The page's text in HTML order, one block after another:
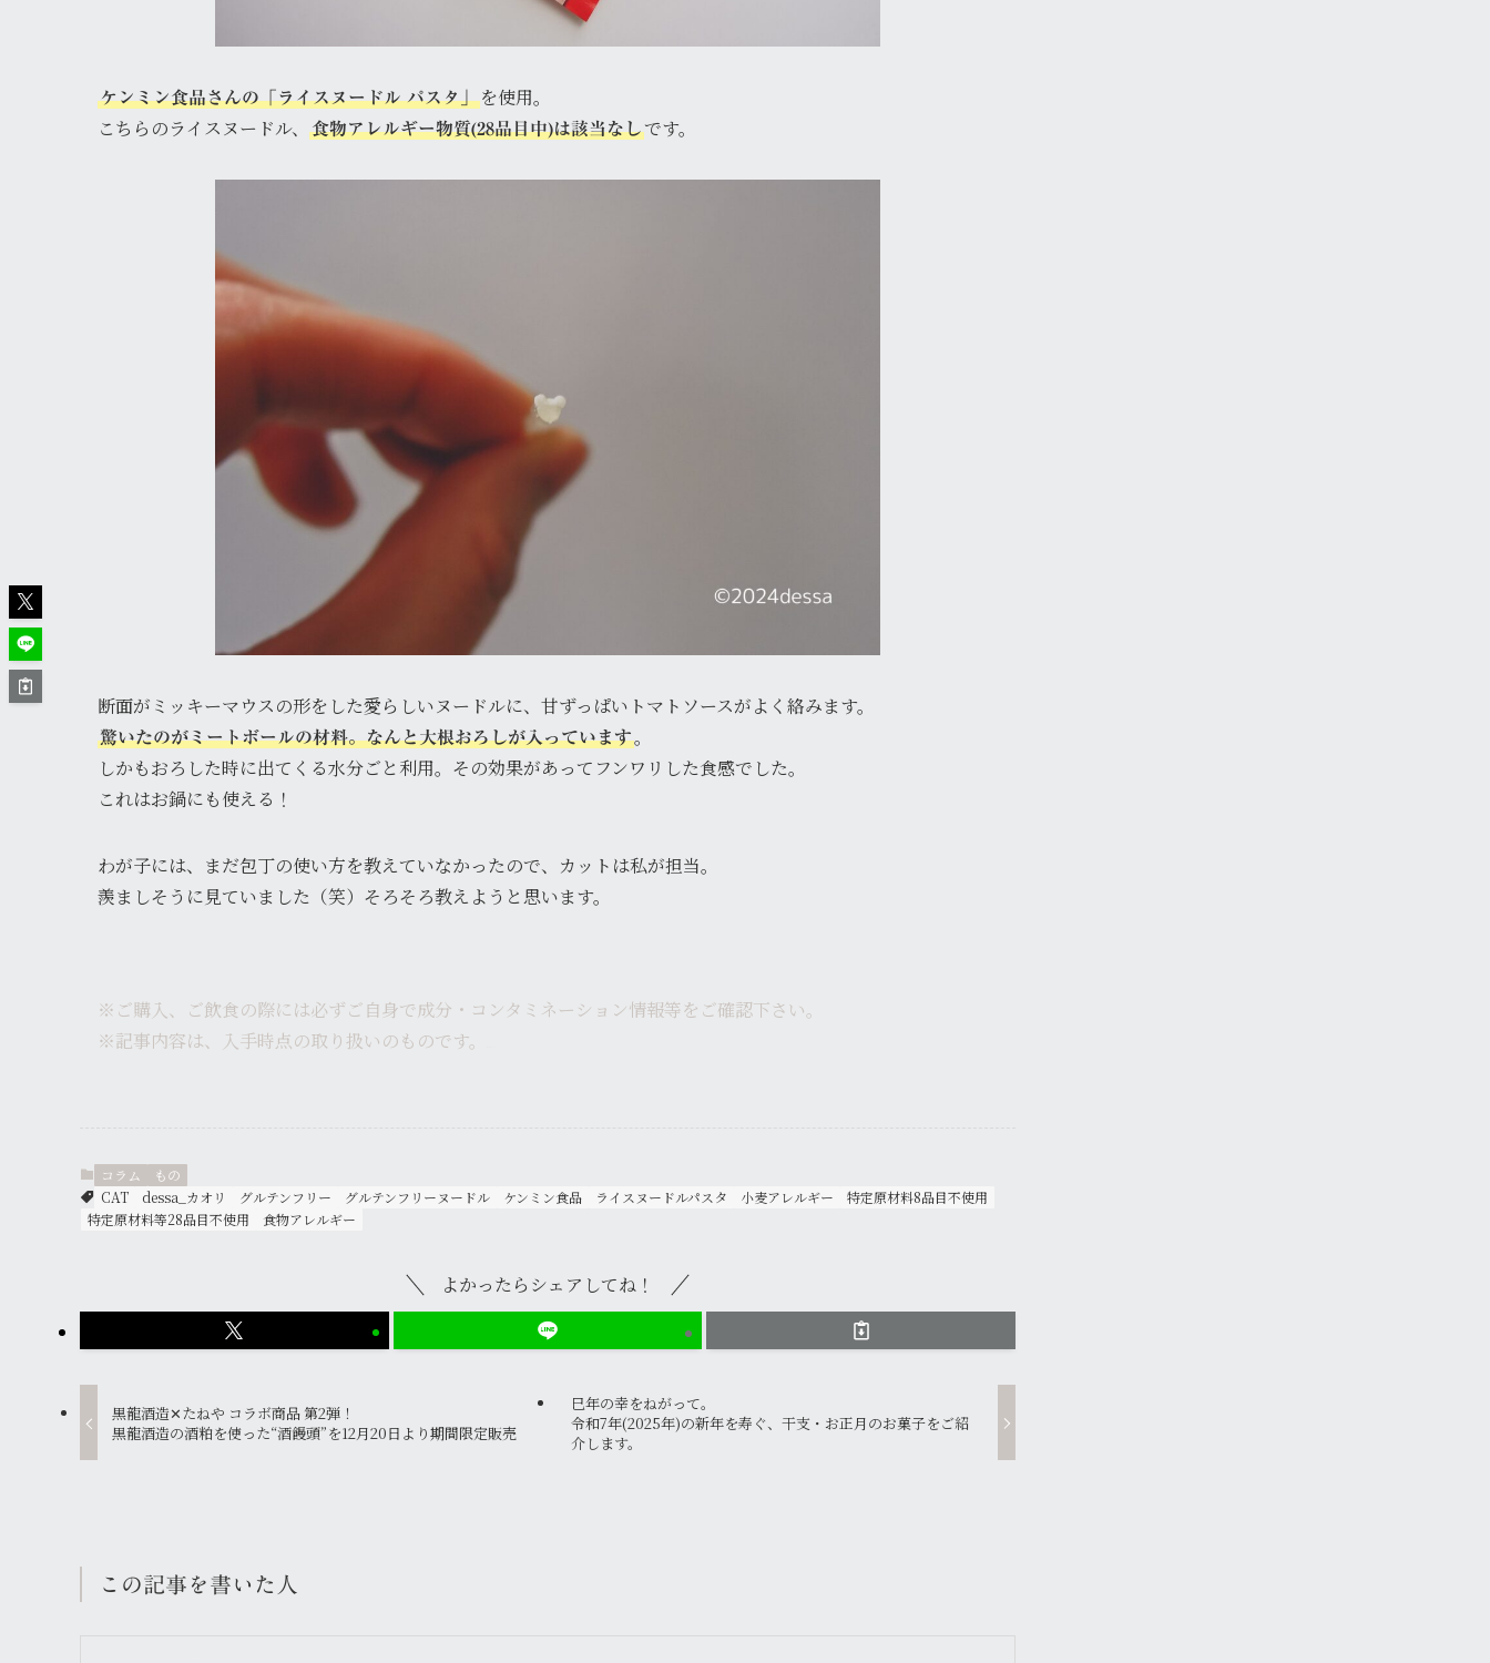
ケンミン食品さんの「ライスヌードル パスタ」 を使用。
こちらのライスヌードル、
食物アレルギー物質(28品目中)は該当なしです。
断面がミッキーマウスの形をした愛らしいヌードルに、甘ずっぱいトマトソースがよく絡みます。
驚いたのがミートボールの材料。なんと大根おろしが入っています。
しかもおろした時に出てくる水分ごと利用。その効果があってフンワリした食感でした。
これはお鍋にも使える！
わが子には、まだ包丁の使い方を教えていなかったので、カットは私が担当。
羨ましそうに見ていました（笑）そろそろ教えようと思います。
※ご購入、ご飲食の際には必ずご自身で成分・コンタミネーション情報等をご確認下さい。
※記事内容は、入手時点の取り扱いのものです。
コラム
もの
CAT
dessa_カオリ グルテンフリー グルテンフリーヌードル ケンミン食品 ライスヌードルパスタ 小麦アレルギー
特定原材料8品目不使用
特定原材料等28品目不使用
食物アレルギー
よかったらシェアしてね！
黒龍酒造✕たねや コラボ商品 第2弾！
黒龍酒造の酒粕を使った“酒饅頭”を12月20日より期間限定販売
巳年の幸をねがって。
令和7年(2025年)の新年を寿ぐ、干支・お正月のお菓子をご紹
介します。
この記事を書いた人